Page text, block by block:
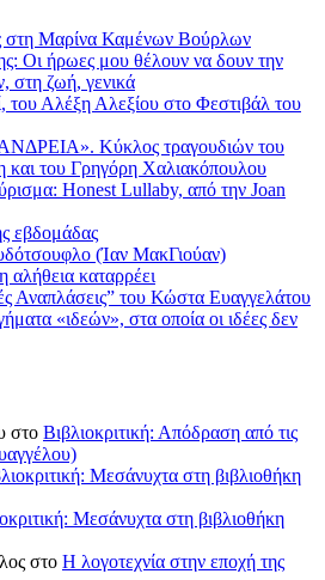
στη Μαρίνα Καμένων Βούρλων
Οι ήρωες μου θέλουν να δουν την
στη ζωή, γενικά
Αλέξη Αλεξίου στο Φεστιβάλ του
Κύκλος τραγουδιών του
και του Γρηγόρη Χαλιακόπουλου
Honest Lullaby, από την Joan
εβδομάδας
(Ίαν ΜακΓιούαν)
καταρρέει
Αναπλάσεις” του Κώστα Ευαγγελάτου
«ιδεών», στα οποία οι ιδέες δεν
στο Βιβλιοκριτική: Απόδραση από τις
Μεσάνυχτα στη βιβλιοθήκη
Μεσάνυχτα στη βιβλιοθήκη
στο Η λογοτεχνία στην εποχή της